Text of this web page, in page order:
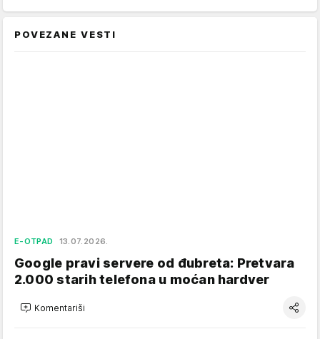
POVEZANE VESTI
E-OTPAD 13.07.2026.
Google pravi servere od đubreta: Pretvara
2.000 starih telefona u moćan hardver
Komentariši